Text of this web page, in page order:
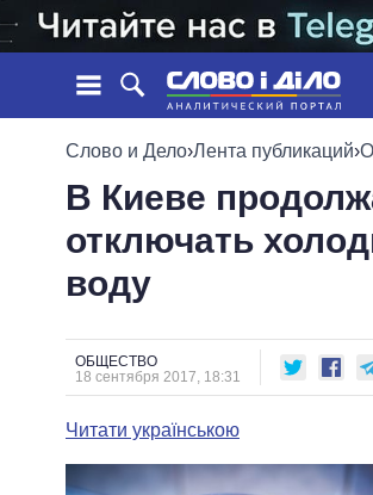
НОВОСТИ
ЛЕНТА
СОБЫТИЯ
СТАТЬИ
МНЕНИЯ
ОБЗОРЫ
ДАЙДЖЕСТЫ
ОБЕЩАНИЯ
ПОЛИТИКИ
ВСЕ ПОЛИТИКИ
ПРЕЗИДЕНТ И ОФИС
ВЕРХОВНАЯ РАДА
МЭРЫ
ВИДЕО
СРАВНЕНИЕ
Слово и Дело›Лента публикаций›
В Киеве
отключать
воду
ОБЩЕСТВО
18 сентября 2017, 18:31
Читати українською